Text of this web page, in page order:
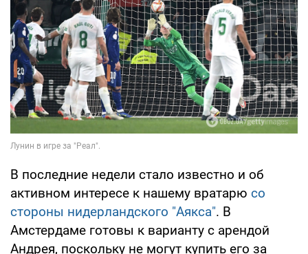
В последние недели стало известно и об
активном интересе к нашему вратарю со
стороны нидерландского "Аякса". В
Амстердаме готовы к варианту с арендой
Андрея, поскольку не могут купить его за